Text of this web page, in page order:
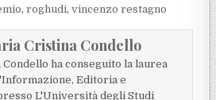
,roghudi,vincenzo restagno
Cristina Condello
ha conseguito la laurea
Editoria e
L'Università degli Studi